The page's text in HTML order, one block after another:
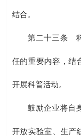
结合。
第二十三条
任的重要内容，结
开展科普活动。
鼓励企业将自
开放实验室、生产